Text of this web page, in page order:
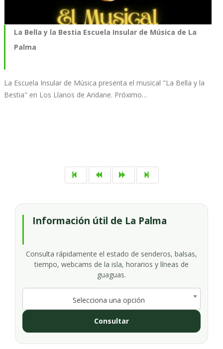
La Bella y la Bestia Escuela Insular de Música de La
Palma
La Escuela Insular de Música presenta el musical "La Bella y la
Bestia" en Los Llanos de Aridane. Próximo…
Información útil de La Palma
Consulta rápidamente el estado de senderos, balsas,
tiempo, webcams de la isla, horarios y líneas de
guaguas.
Selecciona una opción
Consultar